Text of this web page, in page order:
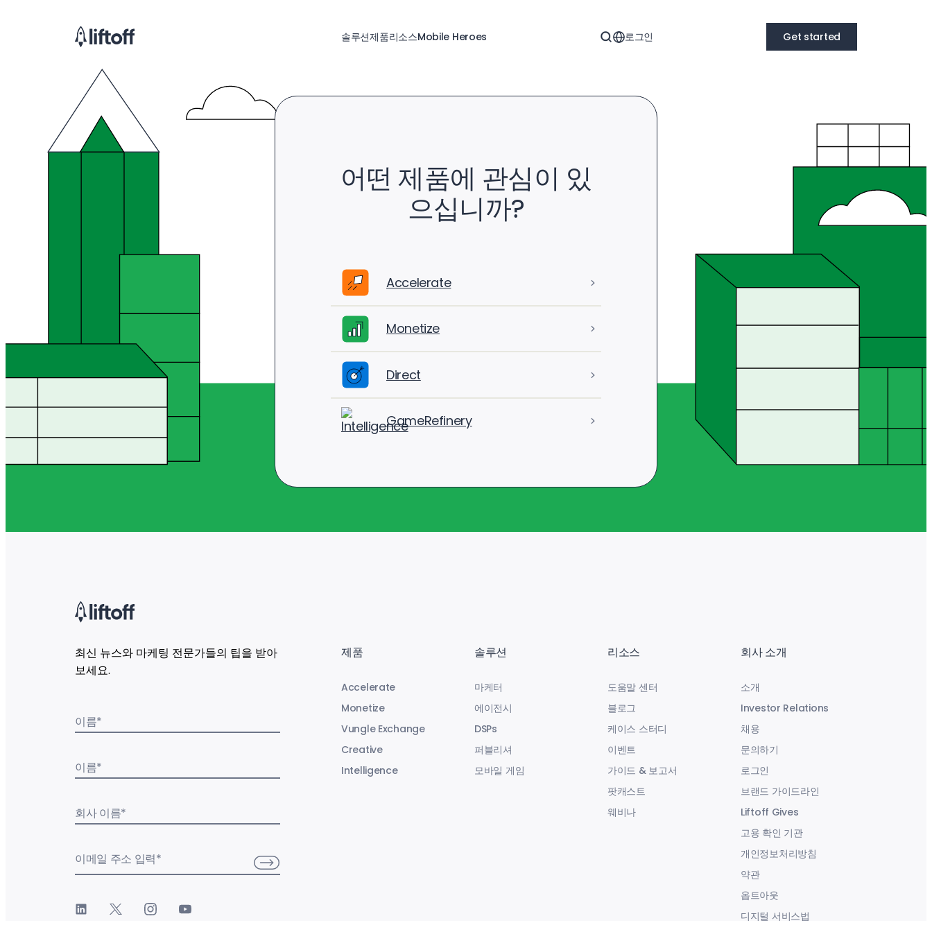
솔루션제품리소스Mobile Heroes 로그인 Get started
어떤 제품에 관심이 있
으십니까?
Accelerate
Monetize
Direct
GameRefinery
최신 뉴스와 마케팅 전문가들의 팁을 받아
보세요.
이름*
이름*
회사 이름*
이메일 주소 입력*
제품
Accelerate
Monetize
Vungle Exchange
Creative
Intelligence
솔루션
마케터
에이전시
DSPs
퍼블리셔
모바일 게임
리소스
도움말 센터
블로그
케이스 스터디
이벤트
가이드 & 보고서
팟캐스트
웨비나
회사 소개
소개
Investor Relations
채용
문의하기
로그인
브랜드 가이드라인
Liftoff Gives
고용 확인 기관
개인정보처리방침
약관
옵트아웃
디지털 서비스법